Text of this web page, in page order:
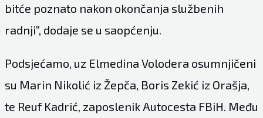
bitće poznato nakon okončanja službenih
radnji”, dodaje se u saopćenju.
Podsjećamo, uz Elmedina Volodera osumnjičeni
su Marin Nikolić iz Žepča, Boris Zekić iz Orašja,
te Reuf Kadrić, zaposlenik Autocesta FBiH. Među